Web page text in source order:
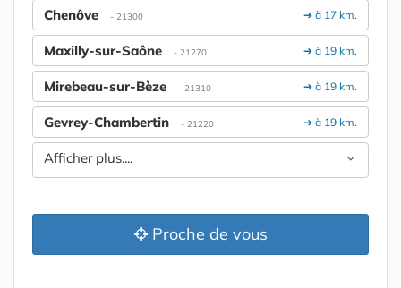
➔ à 17 km.
Chenôve - 21300
➔ à 19 km.
Maxilly-sur-Saône - 21270
➔ à 19 km.
Mirebeau-sur-Bèze - 21310
➔ à 19 km.
Gevrey-Chambertin - 21220
Afficher plus....
Proche de vous